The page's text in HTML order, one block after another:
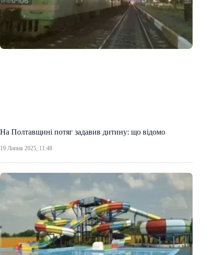
На Полтавщині потяг задавив дитину: що відомо
19 Липня 2025, 11:48